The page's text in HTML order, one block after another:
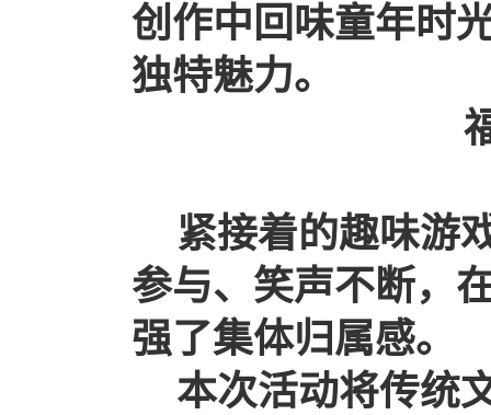
创作中回味童年时
独特魅力。
紧接着的趣味游
参与、笑声不断，
强了集体归属感。
本次活动将传统